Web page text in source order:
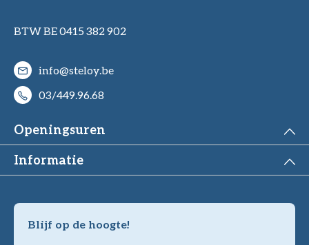
BTW BE 0415 382 902
info@steloy.be
03/449.96.68
Openingsuren
Informatie
Blijf op de hoogte!